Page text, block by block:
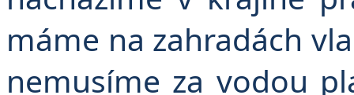
máme na zahradách
nemusíme za vodou